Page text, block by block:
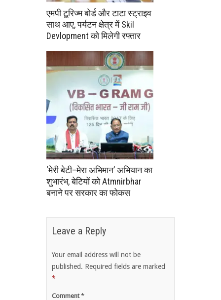
एमपी टूरिज्म बोर्ड और टाटा स्ट्राइव
साथ आए, पर्यटन क्षेत्र में Skil
Devlopment को मिलेगी रफ्तार
‘मेरी बेटी–मेरा अभिमान’ अभियान का
शुभारंभ, बेटियों को Atmnirbhar
बनाने पर सरकार का फोकस
Leave a Reply
Your email address will not be
published. Required fields are marked
*
Comment*